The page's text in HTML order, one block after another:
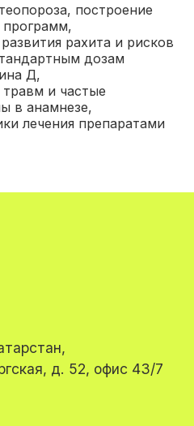
построение
программ,
рахита и рисков
дозам
Д,
и частые
в анамнезе,
лечения препаратами
д. 52, офис 43/7